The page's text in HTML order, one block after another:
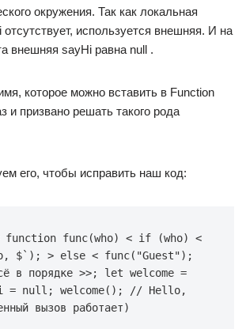
окружения. Так как локальная
используется внешняя. И на
внешняя sayHi равна null .
которое можно вставить в Function
и призвано решать такого рода
его, чтобы исправить наш код:
function func(who) < if (who) <
$`); > else < func("Guest");
в порядке >>; let welcome =
= null; welcome(); // Hello,
вызов работает)